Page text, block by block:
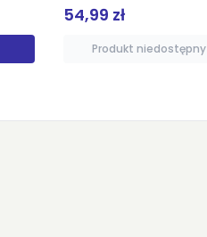
54,50 zł
Produkt niedostępny